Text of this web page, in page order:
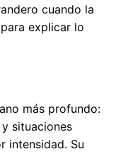
cuando la
explicar lo
más profundo:
situaciones
intensidad. Su